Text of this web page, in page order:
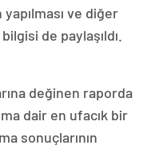
yapılması ve diğer
de paylaşıldı.
değinen raporda
dair en ufacık bir
sonuçlarının